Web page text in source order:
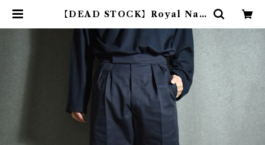
【DEAD STOCK】Royal Nav
トパンツ | mark & collars (マー
クアンドカラーズ)